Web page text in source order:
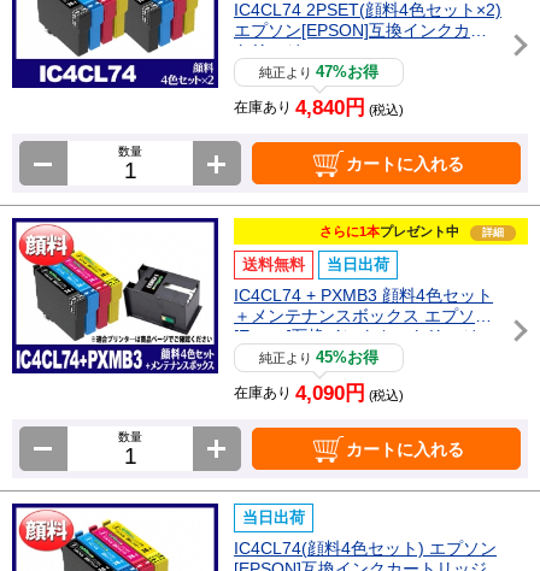
IC4CL74 2PSET(顔料4色セット×2)
エプソン[EPSON]互換インクカー
トリッジ
純正より47%お得
在庫あり 4,840円 (税込)
数量
カートに入れる
さらに1本プレゼント中 詳細
送料無料 当日出荷
IC4CL74 + PXMB3 顔料4色セット
＋メンテナンスボックス エプソン
[Epson]互換インクカートリッジ
純正より45%お得
在庫あり 4,090円 (税込)
数量
カートに入れる
当日出荷
IC4CL74(顔料4色セット) エプソン